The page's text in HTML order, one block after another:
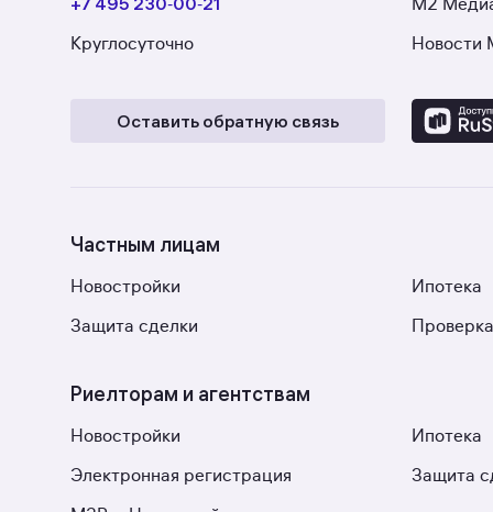
Круглосуточно
М2
Новости
Оставить обратную связь
Частным лицам
Новостройки
Ипотека
Защита сделки
Риелторам и агентствам
Новостройки
Ипотека
Электронная регистрация
Защита